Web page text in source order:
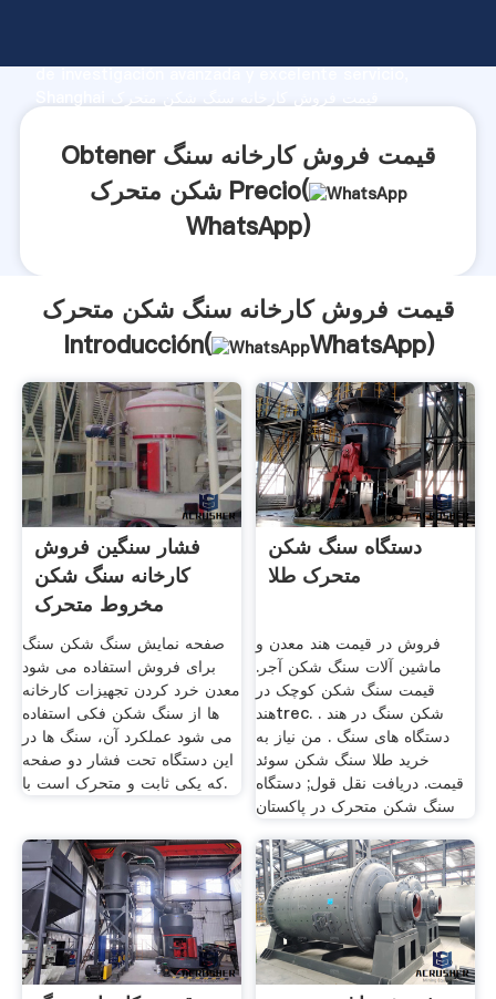
de investigación avanzada y excelente servicio,
clientes.
Obtener قیمت فروش کارخانه سنگ
شکن متحرک Precio(
WhatsApp)
قیمت فروش کارخانه سنگ شکن متحرک
Introducción(
WhatsApp)
فشار سنگین فروش
کارخانه سنگ شکن
مخروط متحرک
صفحه نمایش سنگ شکن سنگ
برای فروش استفاده می شود
معدن خرد کردن تجهیزات کارخانه
ها از سنگ شکن فکی استفاده
می شود عملکرد آن، سنگ ها در
این دستگاه تحت فشار دو صفحه
که یکی ثابت و متحرک است با.
دستگاه سنگ شکن
متحرک طلا
فروش در قیمت هند معدن و
ماشین آلات سنگ شکن آجر.
قیمت سنگ شکن کوچک در
هندtrec. . شکن سنگ در هند
دستگاه های سنگ . من نیاز به
خرید طلا سنگ شکن سوئد
قیمت. دریافت نقل قول; دستگاه
سنگ شکن متحرک در پاکستان